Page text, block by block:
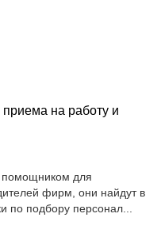
на работу и
помощником для
фирм, они найдут в
по подбору персонал...